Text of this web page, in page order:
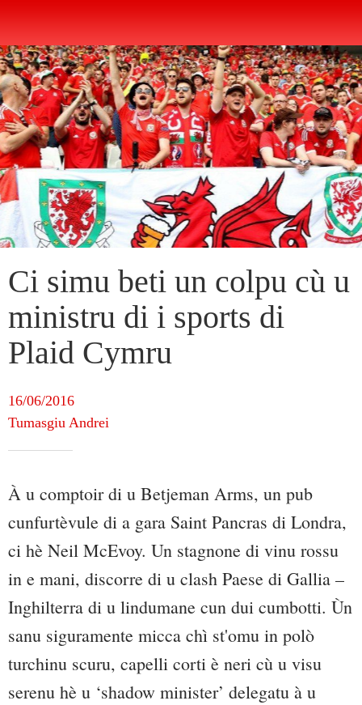
Ci simu beti un colpu cù u
ministru di i sports di
Plaid Cymru
16/06/2016
Tumasgiu Andrei
À u comptoir di u Betjeman Arms, un pub
cunfurtèvule di a gara Saint Pancras di Londra,
ci hè Neil McEvoy. Un stagnone di vinu rossu
in e mani, discorre di u clash Paese di Gallia –
Inghilterra di u lindumane cun dui cumbotti. Ùn
sanu siguramente micca chì st'omu in polò
turchinu scuru, capelli corti è neri cù u visu
serenu hè u ‘shadow minister’ delegatu à u